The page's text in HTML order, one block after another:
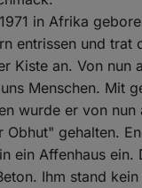
in Afrika
entrissen und trat
Kiste an. Von nun
Menschen. Mit
wurde er von nun
Obhut" gehalten.
ein Affenhaus ein.
Ihm stand